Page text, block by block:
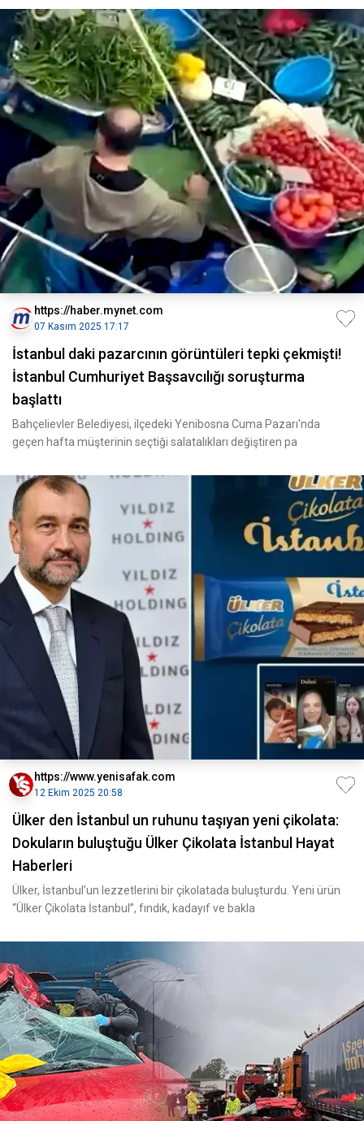
https://haber.mynet.com
07 Kasım 2025 17:17
İstanbul daki pazarcının görüntüleri tepki çekmişti!
İstanbul Cumhuriyet Başsavcılığı soruşturma
başlattı
Bahçelievler Belediyesi, ilçedeki Yenibosna Cuma Pazarı'nda
geçen hafta müşterinin seçtiği salatalıkları değiştiren pa
https://www.yenisafak.com
12 Ekim 2025 20:58
Ülker den İstanbul un ruhunu taşıyan yeni çikolata:
Dokuların buluştuğu Ülker Çikolata İstanbul Hayat
Haberleri
Ülker, İstanbul’un lezzetlerini bir çikolatada buluşturdu. Yeni ürün
“Ülker Çikolata İstanbul”, fındık, kadayıf ve bakla